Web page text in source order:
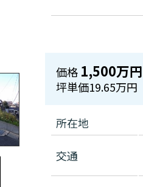
価格 1,500万円
坪単価19.65万円
所在地
交通